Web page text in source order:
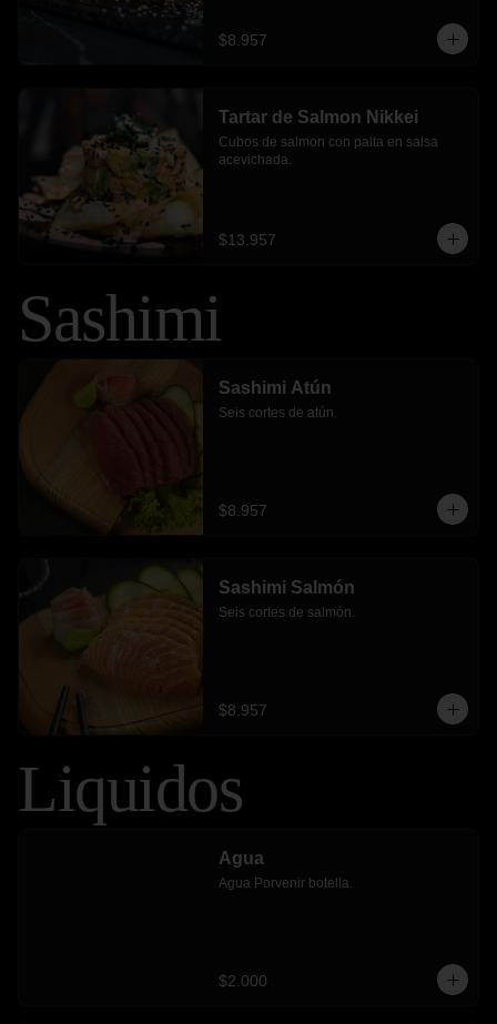
$8.957
Tartar de Salmon Nikkei
Cubos de salmon con palta en salsa
acevichada.
$13.957
Sashimi
Sashimi Atún
Seis cortes de atún.
$8.957
Sashimi Salmón
Seis cortes de salmón.
$8.957
Liquidos
Agua
Agua Porvenir botella.
$2.000